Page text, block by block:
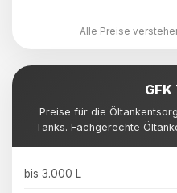
Alle Preise
Preise für die
Tanks. Fachgerechte
bis 3.000 L